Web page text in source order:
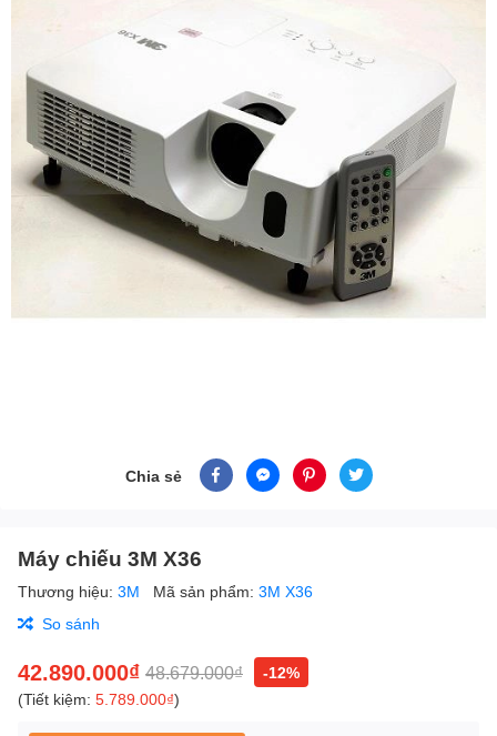
Chia sẻ
Máy chiếu 3M X36
Thương hiệu: 3M Mã sản phẩm: 3M X36
So sánh
42.890.000₫ 48.679.000₫
-12%
(Tiết kiệm: 5.789.000₫)